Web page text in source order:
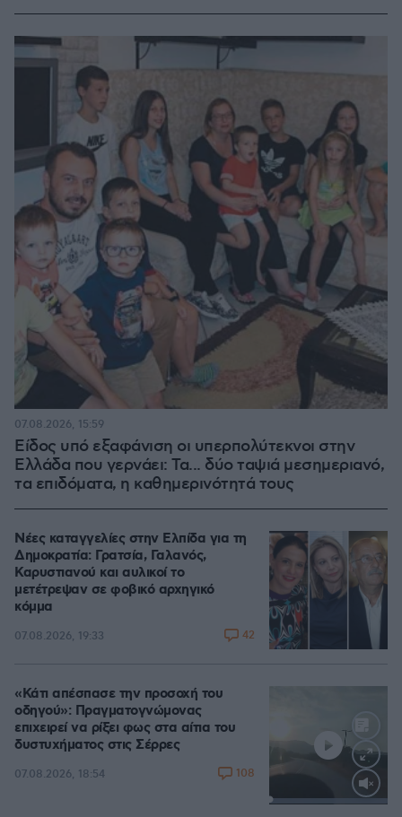
Είδος υπό εξαφάνιση οι υπερπολύτεκνοι στην
Ελλάδα που γερνάει: Τα... δύο ταψιά μεσημεριανό,
τα επιδόματα, η καθημερινότητά τους
07.08.2026, 15:59
Νέες καταγγελίες στην Ελπίδα για τη
Δημοκρατία: Γρατσία, Γαλανός,
Καρυστιανού και αυλικοί το
μετέτρεψαν σε φοβικό αρχηγικό
κόμμα
07.08.2026, 19:33 42
Loaded:
«Κάτι απέσπασε την προσοχή του
οδηγού»: Πραγματογνώμονας
επιχειρεί να ρίξει φως στα αίτια του
δυστυχήματος στις Σέρρες
07.08.2026, 18:54 108